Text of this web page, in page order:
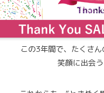
この3年間で、たくさ
笑顔に出会